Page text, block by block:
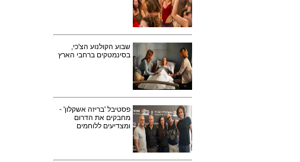
שבוע הקולנוע הצ'כי,
בסינמטקים ברחבי הארץ
פסטיבל 'בריזה אשקלון' -
מחבקים את הדרום
ומצדיעים ללוחמים